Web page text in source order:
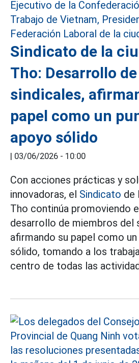
Sindicato de la
Tho: Desarrollo
sindicales,
papel como un
apoyo sólido
| 03/06/2026 - 10:00
Con acciones prácticas y
innovadoras, el Sindicato de
Tho continúa promoviendo
desarrollo de miembros del
afirmando su papel como
sólido, tomando a los
centro de todas las